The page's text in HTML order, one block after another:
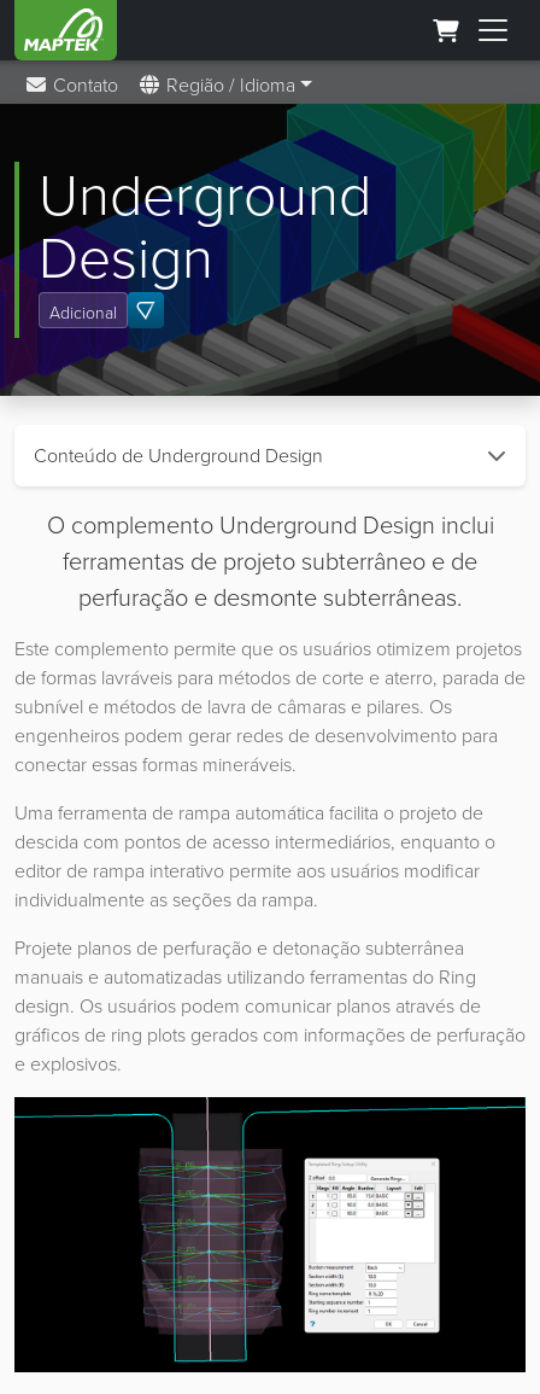
Contato Região / Idioma
Underground
Design
Adicional
Conteúdo de Underground Design
O complemento Underground Design inclui
ferramentas de projeto subterrâneo e de
perfuração e desmonte subterrâneas.
Este complemento permite que os usuários otimizem projetos
de formas lavráveis ​​para métodos de corte e aterro, parada de
subnível e métodos de lavra de câmaras e pilares. Os
engenheiros podem gerar redes de desenvolvimento para
conectar essas formas mineráveis.
Uma ferramenta de rampa automática facilita o projeto de
descida com pontos de acesso intermediários, enquanto o
editor de rampa interativo permite aos usuários modificar
individualmente as seções da rampa.
Projete planos de perfuração e detonação subterrânea
manuais e automatizadas utilizando ferramentas do Ring
design. Os usuários podem comunicar planos através de
gráficos de ring plots gerados com informações de perfuração
e explosivos.